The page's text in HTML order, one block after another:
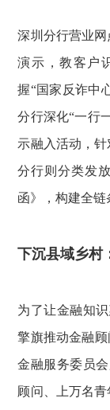
深圳分行营业
演示，教客户
握“国家反诈中
分行深化“一行
示融入活动，
分行则分类发
函》，构建全链
下沉县域乡村
为了让金融知
擎旗推动金融
金融服务委员
顾问、上万名